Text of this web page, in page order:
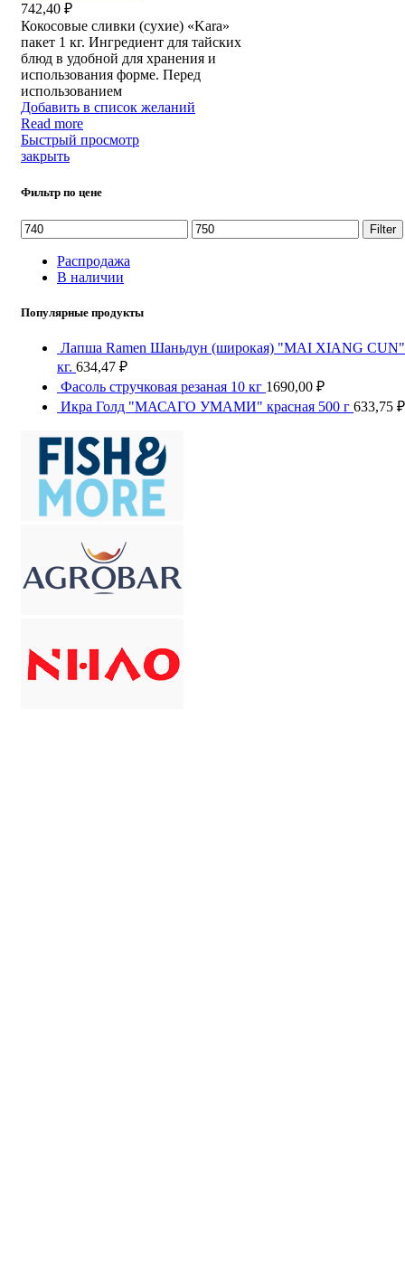
закрыть
Фильтр по цене
Filter
Распродажа
В наличии
Популярные продукты
Лапша Ramen Шаньдун (широкая) "MAI XIANG
кг. 634,47 ₽
Фасоль стручковая резаная 10 кг 1690,00 ₽
Икра Голд "МАСАГО УМАМИ" красная 500 г 633,75 ₽
742,40 ₽
Кокосовые сливки (сухие) «Kara»
пакет 1 кг. Ингредиент для тайских
блюд в удобной для хранения и
использования форме. Перед
использованием
Добавить в список желаний
Read more
Быстрый просмотр